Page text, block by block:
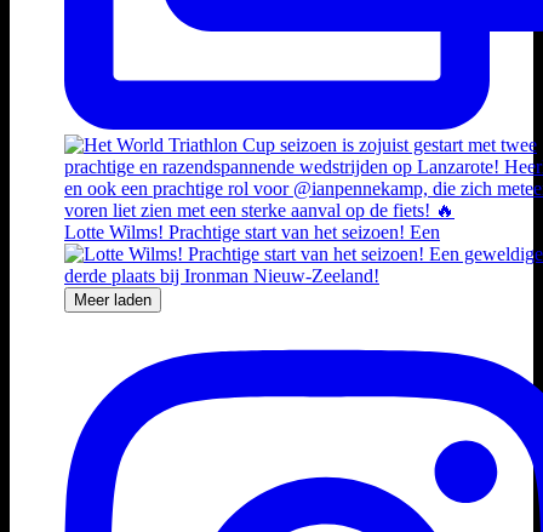
Lotte Wilms! Prachtige start van het seizoen! Een
Meer laden